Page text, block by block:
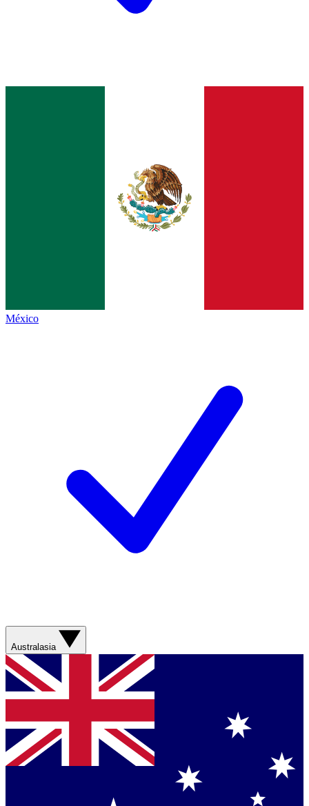
México
Australasia